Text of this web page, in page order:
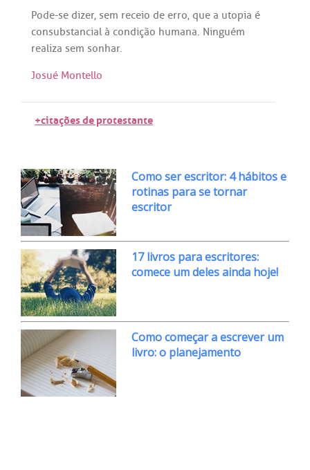
Pode-se dizer, sem receio de erro, que a utopia é
consubstancialà condição humana. Ninguém
realiza sem sonhar.
Josué Montello
+citações de protestante
Como ser escritor: 4 hábitos e
rotinas para se tornar
escritor
17 livros para escritores:
comece um deles ainda hoje!
Como começar a escrever um
livro: o planejamento